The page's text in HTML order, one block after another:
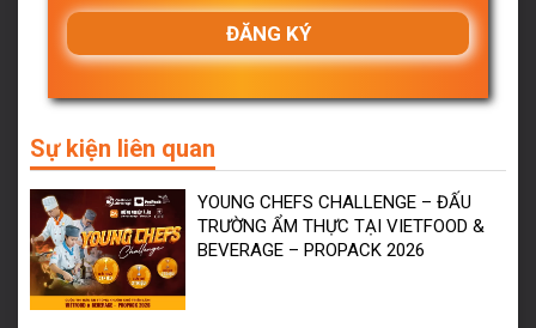
Sự kiện liên quan
YOUNG CHEFS CHALLENGE – ĐẤU
TRƯỜNG ẨM THỰC TẠI VIETFOOD &
BEVERAGE – PROPACK 2026